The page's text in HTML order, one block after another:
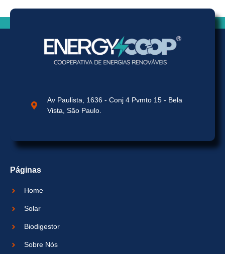
Av Paulista, 1636 - Conj 4 Pvmto 15 - Bela
Vista, São Paulo.
Páginas
Home
Solar
Biodigestor
Sobre Nós